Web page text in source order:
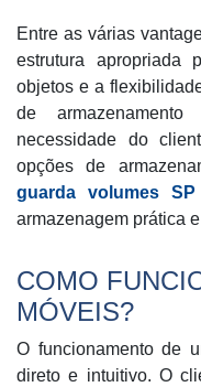
Entre as várias
estrutura apropriada
objetos e a
de
necessidade do
opções de
guarda volumes SP
armazenagem prática
COMO
MÓVEIS?
O funcionamento de
direto e intuitivo. O